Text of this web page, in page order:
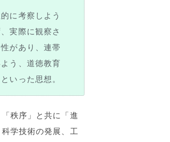
に考察しよう
実際に観察さ
があり、連帯
う、道徳教育
いった思想。
秩序」と共に「進
学技術の発展、工